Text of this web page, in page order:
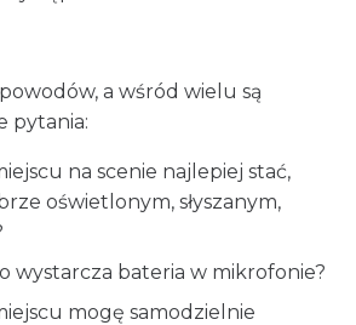
a wśród wielu są
pytania:
na scenie najlepiej stać,
oświetlonym, słyszanym,
wystarcza bateria w mikrofonie?
mogę samodzielnie